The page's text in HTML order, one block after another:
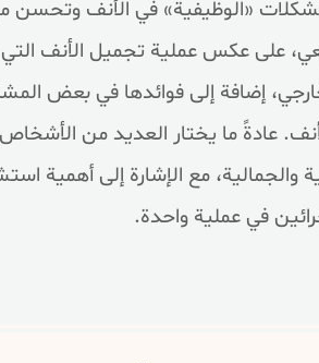
«الوظيفية» في الأنف وتحسن
على عكس عملية تجميل الأنف
إضافة إلى فوائدها في بعض
عادةً ما يختار العديد من
والجمالية، مع الإشارة إلى أهمية
في عملية واحدة.